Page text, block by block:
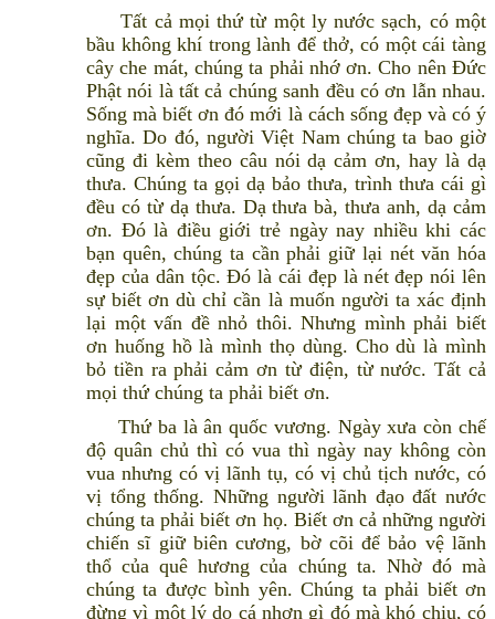
Tất cả mọi thứ từ một ly nước sạch, có một
bầu không khí trong lành để thở, có một cái tàng
cây che mát, chúng ta phải nhớ ơn. Cho nên Đức
Phật nói là tất cả chúng sanh đều có ơn lẫn nhau.
Sống mà biết ơn đó mới là cách sống đẹp và có ý
nghĩa. Do đó, người Việt Nam chúng ta bao giờ
cũng đi kèm theo câu nói dạ cảm ơn, hay là dạ
thưa. Chúng ta gọi dạ bảo thưa, trình thưa cái gì
đều có từ dạ thưa. Dạ thưa bà, thưa anh, dạ cảm
ơn. Đó là điều giới trẻ ngày nay nhiều khi các
bạn quên, chúng ta cần phải giữ lại nét văn hóa
đẹp của dân tộc. Đó là cái đẹp là nét đẹp nói lên
sự biết ơn dù chỉ cần là muốn người ta xác định
lại một vấn đề nhỏ thôi. Nhưng mình phải biết
ơn huống hồ là mình thọ dùng. Cho dù là mình
bỏ tiền ra phải cảm ơn từ điện, từ nước. Tất cả
mọi thứ chúng ta phải biết ơn.
Thứ ba là ân quốc vương. Ngày xưa còn chế
độ quân chủ thì có vua thì ngày nay không còn
vua nhưng có vị lãnh tụ, có vị chủ tịch nước, có
vị tổng thống. Những người lãnh đạo đất nước
chúng ta phải biết ơn họ. Biết ơn cả những người
chiến sĩ giữ biên cương, bờ cõi để bảo vệ lãnh
thổ của quê hương của chúng ta. Nhờ đó mà
chúng ta được bình yên. Chúng ta phải biết ơn
đừng vì một lý do cá nhơn gì đó mà khó chịu, có